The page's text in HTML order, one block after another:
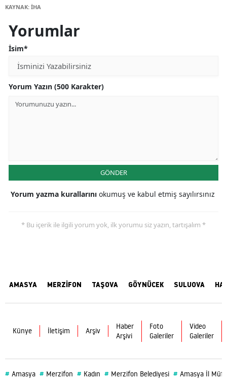
KAYNAK: İHA
Yorumlar
İsim*
Yorum Yazın (500 Karakter)
GÖNDER
Yorum yazma kurallarını okumuş ve kabul etmiş sayılırsınız
* Bu içerik ile ilgili yorum yok, ilk yorumu siz yazın, tartışalım *
AMASYA MERZİFON TAŞOVA GÖYNÜCEK SULUOVA
Künye İletişim Arşiv
Haber
Arşivi
Foto
Galeriler
Video
Galeriler
# Amasya # Merzifon # Kadın # Merzifon Belediyesi # Amasya İl